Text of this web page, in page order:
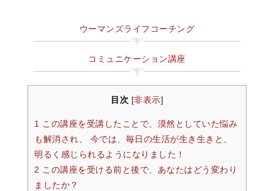
ウーマンズライフコーチング
コミュニケーション講座
目次 非表示
1 この講座を受講したことで、漠然としていた悩み
も解消され、 今では、毎日の生活が生き生きと、
明るく感じられるようになりました！
2 この講座を受ける前と後で、あなたはどう変わり
ましたか？